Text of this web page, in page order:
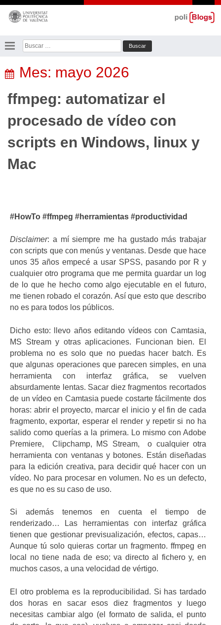
Saltar
contenido
Buscar:
Mes: mayo 2026
ffmpeg: automatizar el
procesado de vídeo con
scripts en Windows, linux y
Mac
#HowTo #ffmpeg #herramientas #productividad
Disclaimer: a mí siempre me ha gustado más trabajar
con scripts que con menús y ventanas. Desde que hace
unos 35 años empecé a usar SPSS, pasando por R y
cualquier otro programa que me permita guardar un log
de lo que he hecho como algo ejecutable en el futuro,
me tienen robado el corazón. Así que esto que describo
no es para todos los públicos.
Dicho esto: llevo años editando vídeos con Camtasia,
MS Stream y otras aplicaciones. Funcionan bien. El
problema no es solo que no puedas hacer batch. Es
que algunas operaciones que parecen simples, en una
herramienta con interfaz gráfica, se vuelven
absurdamente lentas. Sacar diez fragmentos recortados
de un vídeo en Camtasia puede costarte fácilmente dos
horas: abrir el proyecto, marcar el inicio y el fin de cada
fragmento, exportar, esperar el render y repetir si no ha
salido como querías a la primera. Lo mismo con Adobe
Premiere, Clipchamp, MS Stream, o cualquier otra
herramienta con ventanas y botones. Están diseñadas
para la edición creativa, para decidir qué hacer con un
vídeo. No para procesar en volumen. No es un defecto,
es que no es su caso de uso.
Si además tenemos en cuenta el tiempo de
renderizado… Las herramientas con interfaz gráfica
tienen que gestionar previsualización, efectos, capas…
Aunque tú solo quieras cortar un fragmento. ffmpeg en
local no tiene nada de eso; va directo al fichero y, en
muchos casos, a una velocidad de vértigo.
El otro problema es la reproducibilidad. Si has tardado
dos horas en sacar esos diez fragmentos y luego
necesitas cambiar algo (el formato de salida, el punto